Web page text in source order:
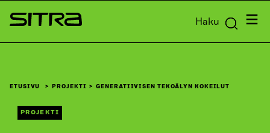
Siirry
suoraan
Sitra Haku
ETUSIVU PROJEKTI GENERATIIVISEN TEKOÄLYN KOKEILUT
PROJEKTI